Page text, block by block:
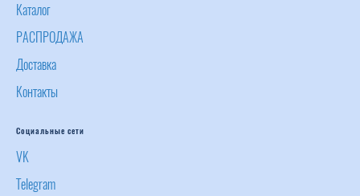
Каталог
РАСПРОДАЖА
Доставка
Контакты
Социальные сети
VK
Telegram